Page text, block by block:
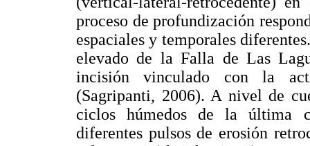
proceso de profundización
espaciales y temporales
elevado de la Falla de Las
incisión vinculado con la
(Sagripanti, 2006). A nivel de
ciclos húmedos de la última
diferentes pulsos de erosión